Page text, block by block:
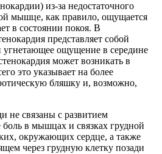
из-за недостаточного
мышце, как правило, ощущается
в состоянии покоя. В
представляет собой
угнетающее ощущение в середине
может возникать в
это указывает на более
бляшку и, возможно,
не связаны с развитием
в мышцах и связках грудной
окружающих сердце, а также
через грудную клетку позади